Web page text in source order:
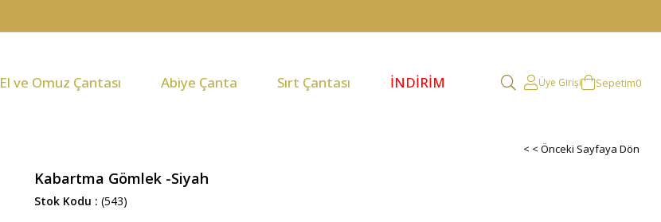
El ve Omuz Çantası Abiye Çanta Sırt Çantası İNDİRİM Üye Girişi Sepetim0
< < Önceki Sayfaya Dön
Kabartma Gömlek -Siyah
Stok Kodu (543)